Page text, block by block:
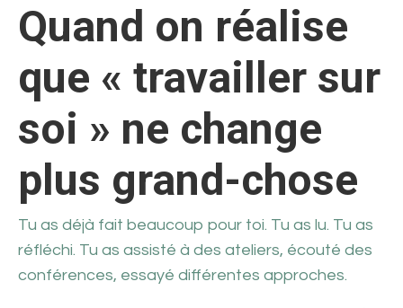
Quand on réalise
que « travailler sur
soi » ne change
plus grand-chose
Tu as déjà fait beaucoup pour toi. Tu as lu. Tu as
réfléchi. Tu as assisté à des ateliers, écouté des
conférences, essayé différentes approches.